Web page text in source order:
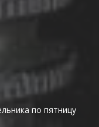
по пятницу